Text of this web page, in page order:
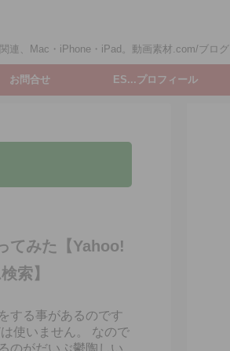
連、Mac・iPhone・iPad。動画素材.com/ブログ
お問合せ ES...プロフィール
てみた【Yahoo!
索】
する事があるのです
使いません。 なので
のがだいぶ鬱陶しい